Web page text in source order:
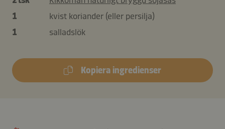
1
kvist koriander (eller persilja)
1
salladslök
Kopiera ingredienser